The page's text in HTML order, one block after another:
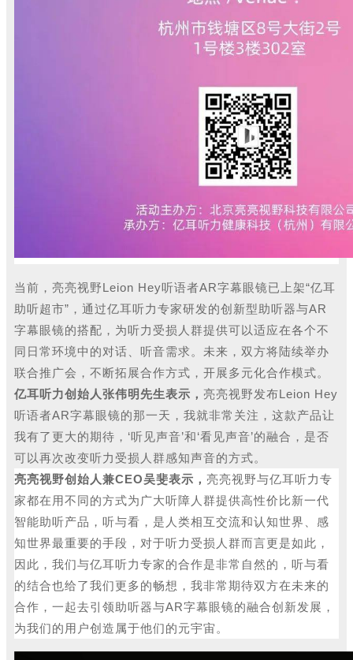
当前，亮亮视野Leion Hey听语者AR字幕眼镜已上架“亿耳
助听超市”，通过亿耳听力专家研发的创新型助听器与AR
字幕眼镜的搭配，为听力受损人群提供可以适应在各个不
同日常环境中的对话、听音需求。未来，双方将陆续举办
联合推广会，不断拓展合作方式，开展多元化合作模式。
亿耳听力创始人张伟明先生表示， 亮亮视野发布Leion Hey
听语者AR字幕眼镜的那一天，我就非常关注，这款产品让
我有了更大的期待，‘听见声音’和‘看见声音’的融合，是否
可以再次改变听力受损人群感知声音的方式。
亮亮视野创始人兼CEO吴斐表示， 亮亮视野与亿耳听力专
家都在用不同的方式为广大听障人群提供高性价比新一代
智能助听产品，听与看，是人类相互交流和认知世界、感
知世界最重要的手段，对于听力受损人群而言更是如此，
因此，我们与亿耳听力专家的合作是非常自然的，听与看
的结合也给了我们更多的畅想，我非常期待双方在未来的
合作，一起去引领助听器与AR字幕眼镜的融合创新发展，
为我们的用户创造属于他们的元宇宙。